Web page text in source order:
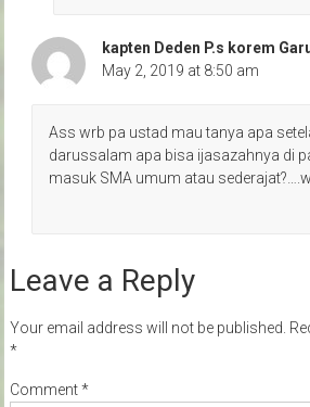
kapten Deden P.s korem
May 2, 2019 at 8:50 am
Ass wrb pa ustad mau tanya apa
darussalam apa bisa ijasazahnya di
masuk SMA umum atau
Leave a Reply
Your email address will not be published.
*
Comment*